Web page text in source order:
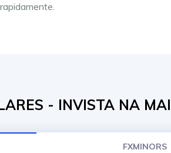
- INVISTA NA
FXMINORS